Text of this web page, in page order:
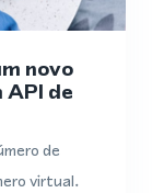
novo
de
de
virtual.